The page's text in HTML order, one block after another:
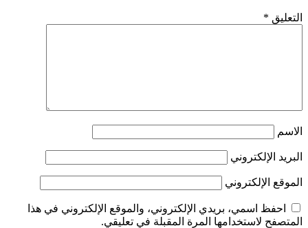
التعليق *
الاسم
البريد الإلكتروني
الموقع الإلكتروني
احفظ اسمي، بريدي الإلكتروني، والموقع الإلكتروني في هذا
المتصفح لاستخدامها المرة المقبلة في تعليقي.